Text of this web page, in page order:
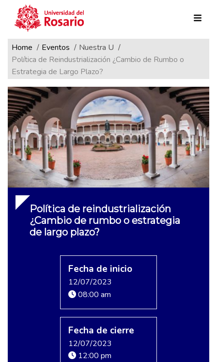
Pasar al contenido principal
Ruta de navegación
Home Eventos
Nuestra U
Política de Reindustrialización ¿Cambio de Rumbo o
Estrategia de Largo Plazo?
Política de reindustrialización
¿Cambio de rumbo o estrategia
de largo plazo?
Fecha de inicio
12/07/2023
08:00 am
Fecha de cierre
12/07/2023
12:00 pm